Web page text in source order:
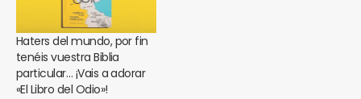
Haters del mundo, por fin
tenéis vuestra Biblia
particular… ¡Vais a adorar
«El Libro del Odio»!